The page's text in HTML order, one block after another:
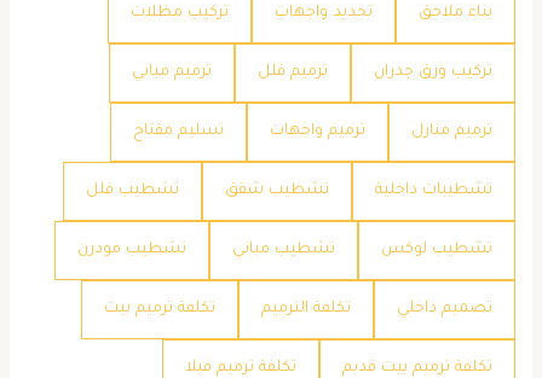
بناء ملاحق تجديد واجهات تركيب مظلات
تركيب ورق جدران ترميم فلل ترميم مباني
ترميم منازل ترميم واجهات تسليم مفتاح
تشطيبات داخلية تشطيب شقق تشطيب فلل
تشطيب لوكس تشطيب مباني تشطيب مودرن
تصميم داخلي تكلفة الترميم تكلفة ترميم بيت
تكلفة ترميم بيت قديم تكلفة ترميم فيلا